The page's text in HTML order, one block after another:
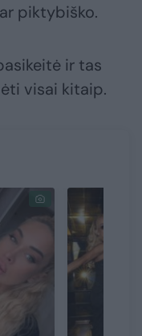
piktybiško.
ir tas
visai kitaip.